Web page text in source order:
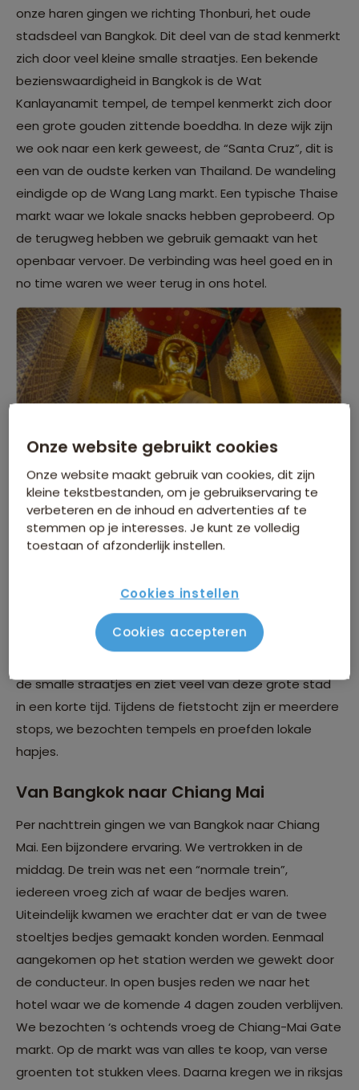
onze haren gingen we richting Thonburi, het oude
stadsdeel van Bangkok. Dit deel van de stad kenmerkt
zich door veel kleine smalle straatjes. Een bekende
bezienswaardigheid in Bangkok is de Wat
Kanlayanamit tempel, de tempel kenmerkt zich door
een grote gouden zittende boeddha. In deze wijk zijn
we ook naar een kerk geweest, de “Santa Cruz”, dit is
een van de oudste kerken van Thailand. De wandeling
eindigde op de Wang Lang markt. Een typische Thaise
markt waar we lokale snacks hebben geprobeerd. Op
de terugweg hebben we gebruik gemaakt van het
openbaar vervoer. De verbinding was heel goed en in
no time waren we weer terug in ons hotel.
Een fietstocht door Bangkok
Hoe kunnen Nederlanders beter kennis maken met
een stad dan op de fiets? Een absoluut hoogtepunt
de smalle straatjes en ziet veel van deze grote stad
in een korte tijd. Tijdens de fietstocht zijn er meerdere
stops, we bezochten tempels en proefden lokale
hapjes.
Van Bangkok naar Chiang Mai
Per nachttrein gingen we van Bangkok naar Chiang
Mai. Een bijzondere ervaring. We vertrokken in de
middag. De trein was net een “normale trein”,
iedereen vroeg zich af waar de bedjes waren.
Uiteindelijk kwamen we erachter dat er van de twee
stoeltjes bedjes gemaakt konden worden. Eenmaal
aangekomen op het station werden we gewekt door
de conducteur. In open busjes reden we naar het
hotel waar we de komende 4 dagen zouden verblijven.
We bezochten ‘s ochtends vroeg de Chiang-Mai Gate
markt. Op de markt was van alles te koop, van verse
groenten tot stukken vlees. Daarna kregen we in riksjas
Onze website gebruikt cookies
Onze website maakt gebruik van cookies, dit zijn
kleine tekstbestanden, om je gebruikservaring te
verbeteren en de inhoud en advertenties af te
stemmen op je interesses. Je kunt ze volledig
toestaan of afzonderlijk instellen.
Cookies instellen
Cookies accepteren